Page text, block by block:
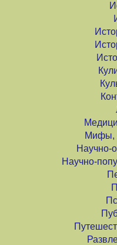
Мифы,
Научно-
Научно-